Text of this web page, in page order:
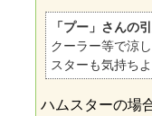
「プー」さんの
クーラー等で涼
スターも気持ち
ハムスターの場